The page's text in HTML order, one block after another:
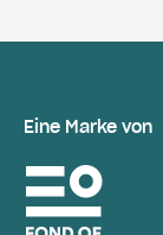
Eine Marke von